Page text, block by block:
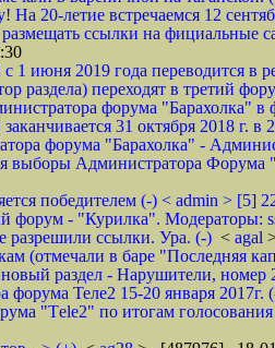
На 20-летие встречаемся 12
ссылки на фициальные
1 июня 2019 года переводится в
раздела) переходят в третий
форума "Барахолка"
31 октября 2018 г. в
форума "Барахолка" -
выборы Администратора
победителем (-) < admin > [5]
форум - "Курилка". Модераторы:
разрешили ссылки. Ура. (-) < agal
(отмечали в баре "Последняя
раздел - Нарушители, номер
Теле2 15-20 января 2017г.
"Тele2" по итогам голосования